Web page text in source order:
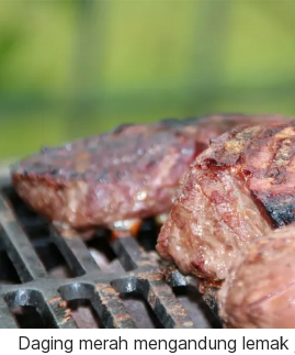
Daging merah mengandung lemak